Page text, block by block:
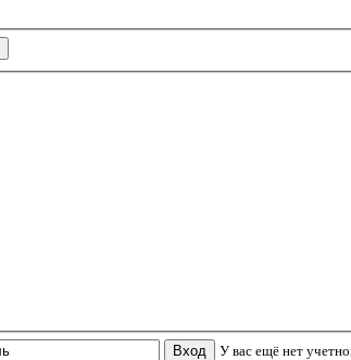
У вас ещё нет